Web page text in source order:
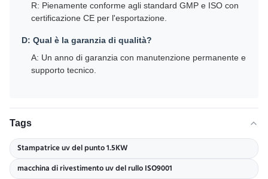
R: Pienamente conforme agli standard GMP e ISO con
certificazione CE per l'esportazione.
D: Qual è la garanzia di qualità?
A: Un anno di garanzia con manutenzione permanente e
supporto tecnico.
Tags
Stampatrice uv del punto 1.5KW
macchina di rivestimento uv del rullo ISO9001